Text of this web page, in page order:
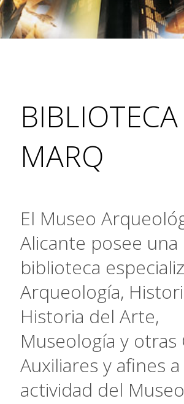
MARQ
El Museo
Alicante posee una
biblioteca
Arqueología,
Historia del Arte,
Museología y otras
Auxiliares y afines a
actividad del Museo